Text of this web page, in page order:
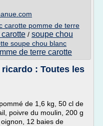
carotte pomme de terre
/ soupe chou
soupe chou blanc
de terre carotte
: Toutes les
de 1,6 kg, 50 cl de
poivre du moulin, 200 g
12 baies de